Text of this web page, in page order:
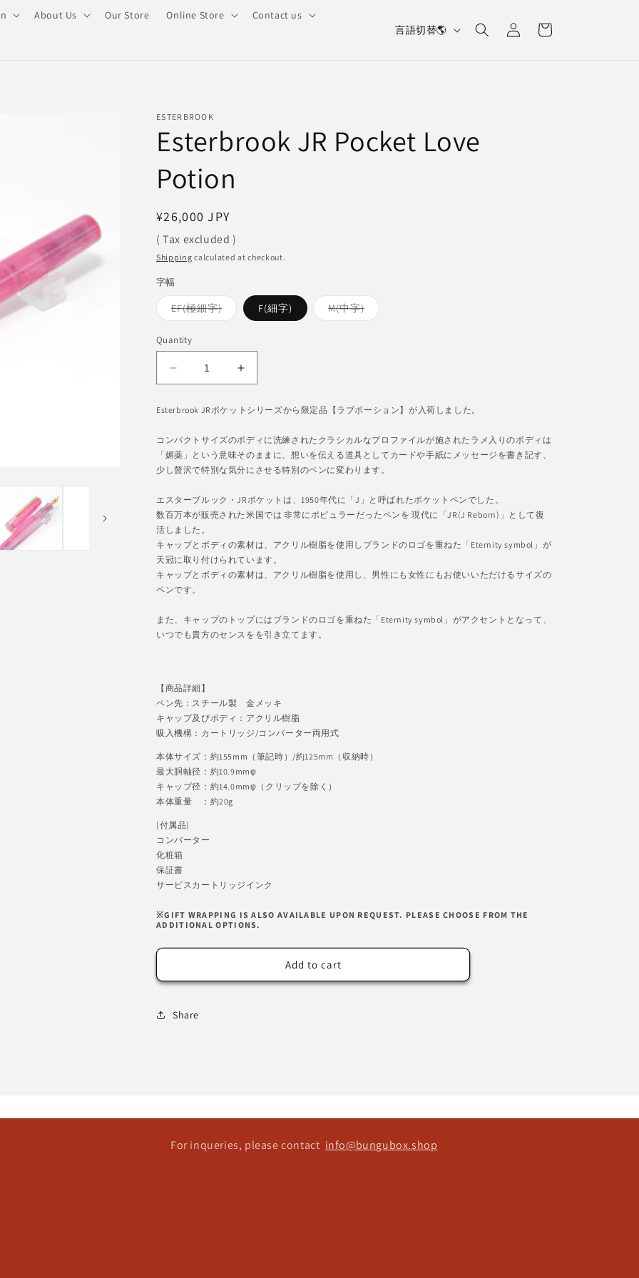
About Us Our Store Online Store Contact us
a
g
言語切替🌎
Log
in
Cart
ESTERBROOK
Esterbrook JR Pocket Love
Potion
Regular
price
¥26,000 JPY
( Tax excluded )
Shipping calculated at checkout.
字幅
EF(極細字)Variant
sold
F(細字) M(中字)Variant
sold
Quantity
Decrease
quantity
for
Esterbrook
JR
Pocket
Love
Potion
Increase
quantity
for
Esterbrook
JR
Pocket
Love
Potion
Esterbrook JRポケットシリーズから限定品【ラブポーション】が入荷しました。
コンパクトサイズのボディに洗練されたクラシカルなプロファイルが施されたラメ入りのボディは
「媚薬」という意味そのままに、想いを伝える道具としてカードや手紙にメッセージを書き記す、
少し贅沢で特別な気分にさせる特別のペンに変わります。
エスターブルック・JRポケットは、1950年代に「J」と呼ばれたポケットペンでした。
数百万本が販売された米国では 非常にポピュラーだったペンを 現代に「JR(J Reborn)」として復
活しました。
キャップとボディの素材は、アクリル樹脂を使用しブランドのロゴを重ねた「Eternity symbol」が
天冠に取り付けられています。
キャップとボディの素材は、アクリル樹脂を使用し、男性にも女性にもお使いいただけるサイズの
ペンです。
また、キャップのトップにはブランドのロゴを重ねた「Eternity symbol」がアクセントとなって、
いつでも貴方のセンスをを引き立てます。
【商品詳細】
ペン先：スチール製 金メッキ
キャップ及びボディ：アクリル樹脂
吸入機構：カートリッジ/コンバーター両用式
本体サイズ：約155mm（筆記時）/約125mm（収納時）
最大胴軸径：約10.9mmφ
キャップ径：約14.0mmφ（クリップを除く）
本体重量 ：約20g
[付属品]
コンバーター
化粧箱
保証書
サービスカートリッジインク
※GIFT WRAPPING IS ALSO AVAILABLE UPON REQUEST. PLEASE CHOOSE FROM THE
ADDITIONAL OPTIONS.
Add to cart
Share
For inqueries, please contact info@bungubox.shop